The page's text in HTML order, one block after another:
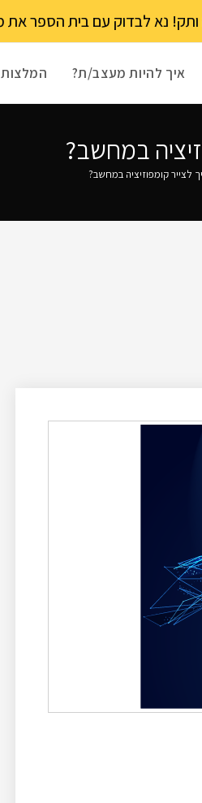
איך להיות מעצב/ת? המלצות
במחשב?
לצייר קומפוזיציה במחשב?